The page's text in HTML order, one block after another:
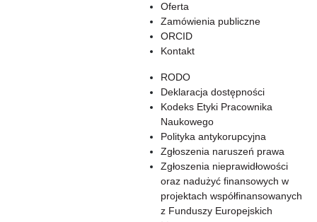
Oferta
Zamówienia publiczne
ORCID
Kontakt
RODO
Deklaracja dostępności
Kodeks Etyki Pracownika
Naukowego
Polityka antykorupcyjna
Zgłoszenia naruszeń prawa
Zgłoszenia nieprawidłowości
oraz nadużyć finansowych w
projektach współfinansowanych
z Funduszy Europejskich